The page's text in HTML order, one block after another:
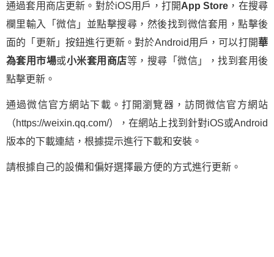
通過套用商店更新。對於iOS用戶，打開App Store ，在搜尋
欄里輸入「微信」並點擊搜尋，然後找到微信套用，點擊後
面的「更新」按鈕進行更新。對於Android用戶，可以打開華
為套用市場或小米套用商店等，搜尋「微信」，找到套用後
點擊更新。
通過微信官方網站下載。打開瀏覽器，訪問微信官方網站
（https://weixin.qq.com/），在網站上找到針對iOS或Android
版本的下載連結，根據提示進行下載和安裝。
請根據自己的設備和偏好選擇最方便的方式進行更新。